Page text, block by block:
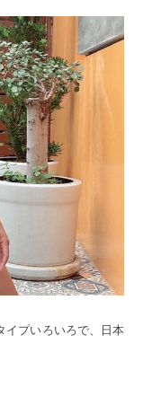
イプいろいろで、日本